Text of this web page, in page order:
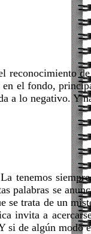
reconocimiento
el fondo,
a lo negativo. Y
tenemos
palabras se
se trata de un
invita a
de algún modo